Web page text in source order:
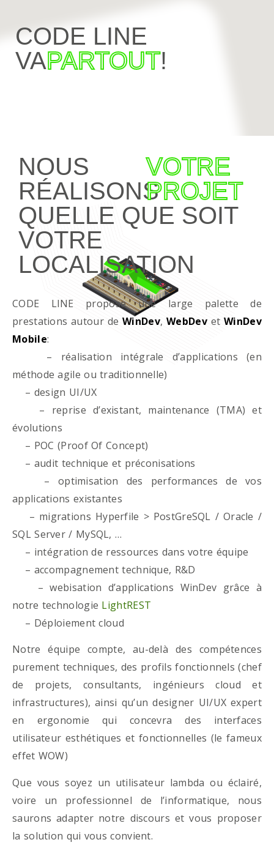
CODE LINE
VAPARTOUT!
NOUS
RÉALISONS
VOTRE
PROJET
QUELLE QUE SOIT
VOTRE
LOCALISATION
CODE LINE propose une large palette de
prestations autour deWinDev,WebDevet WinDev
Mobile:
– réalisation intégrale d’applications (en
méthode agile ou traditionnelle)
– design UI/UX
– reprise d’existant, maintenance (TMA) et
évolutions
– POC (Proof Of Concept)
– audit technique et préconisations
– optimisation des performances de vos
applications existantes
– migrations Hyperfile > PostGreSQL / Oracle /
SQL Server / MySQL, …
– intégration de ressources dans votre équipe
– accompagnement technique, R&D
– webisation d’applications WinDev grâce à
notre technologie LightREST
– Déploiement cloud
Notre équipe compte, au-delà des compétences
purement techniques, des profils fonctionnels (chef
de projets, consultants, ingénieurs cloud et
infrastructures), ainsi qu’un designer UI/UX expert
en ergonomie qui concevra des interfaces
utilisateur esthétiques et fonctionnelles (le fameux
effet WOW)
Que vous soyez un utilisateur lambda ou éclairé,
voire un professionnel de l’informatique, nous
saurons adapter notre discours et vous proposer
la solution qui vous convient.